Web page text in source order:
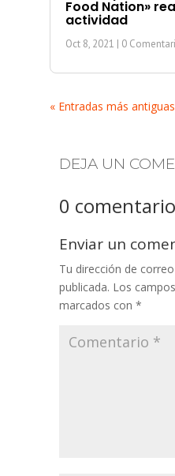
Food Nation»
actividad
Oct 8, 2021 | 0
« Entradas más antiguas
DEJA UN
0
Enviar un
Tu dirección de
publicada. Los
marcados con *